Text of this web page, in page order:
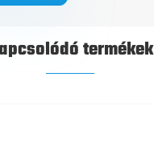
termékek